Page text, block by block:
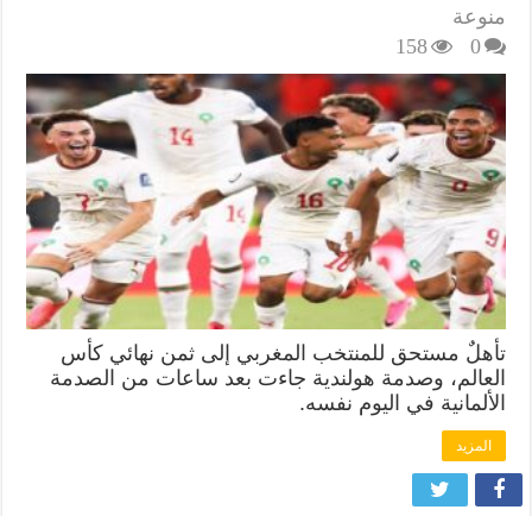
منوعة
0
158
تأهلٌ مستحق للمنتخب المغربي إلى ثمن نهائي كأس
العالم، وصدمة هولندية جاءت بعد ساعات من الصدمة
الألمانية في اليوم نفسه.
المزيد